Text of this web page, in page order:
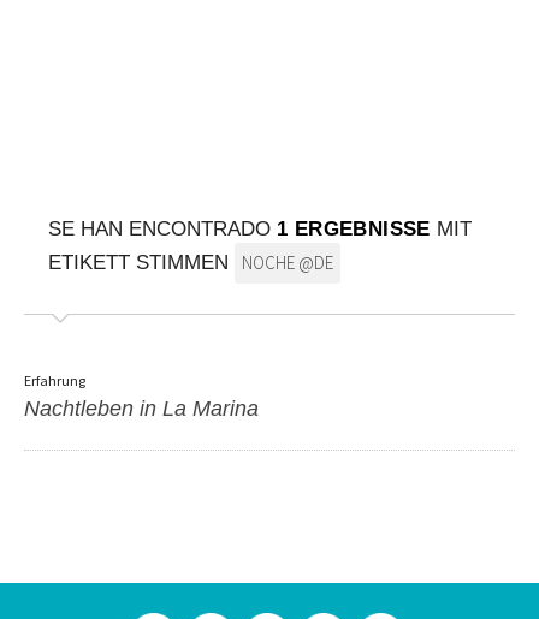
SE HAN ENCONTRADO 1 ERGEBNISSE MIT
ETIKETT STIMMEN
NOCHE @DE
Erfahrung
Nachtleben in La Marina